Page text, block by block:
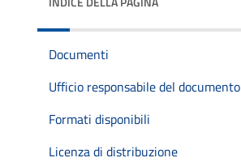
Documenti
Ufficio responsabile del documento
Formati disponibili
Licenza di distribuzione